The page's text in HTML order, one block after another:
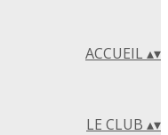
ACCUEIL ▴▾
LE CLUB ▴▾